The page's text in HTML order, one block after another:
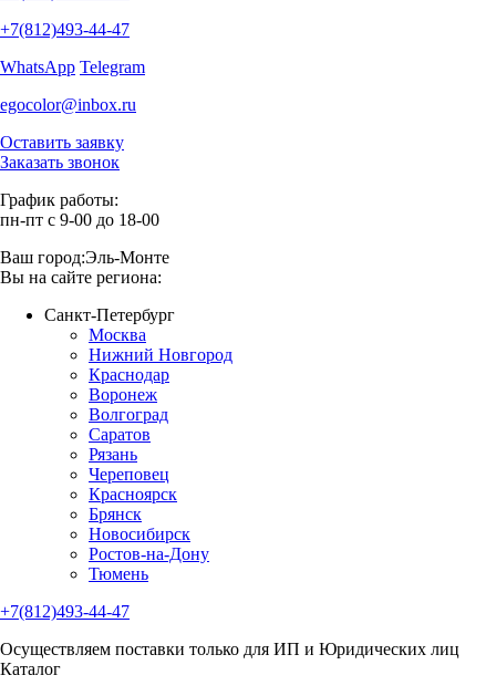
+7(812)493-44-47
WhatsApp Telegram
egocolor@inbox.ru
Оставить заявку
Заказать звонок
График работы:
пн-пт с 9-00 до 18-00
Ваш город:Эль-Монте
Вы на сайте региона:
Санкт-Петербург
Москва
Нижний Новгород
Краснодар
Воронеж
Волгоград
Саратов
Рязань
Череповец
Красноярск
Брянск
Новосибирск
Ростов-на-Дону
Тюмень
+7(812)493-44-47
Осуществляем поставки только для ИП и Юридических лиц
Каталог